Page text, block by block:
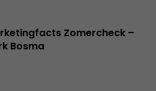
Zomercheck –
Bosma